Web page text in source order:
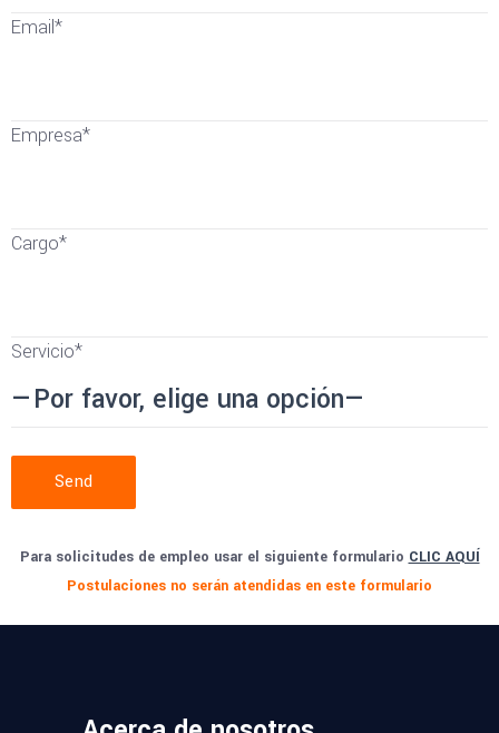
Email*
Empresa*
Cargo*
Servicio*
Send
Para solicitudes de empleo usar el siguiente formulario CLIC AQUÍ
Postulaciones no serán atendidas en este formulario